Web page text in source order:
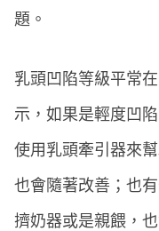
題。
乳頭凹陷等級平常
示，如果是輕度凹
使用乳頭牽引器來
也會隨著改善；也
擠奶器或是親餵，